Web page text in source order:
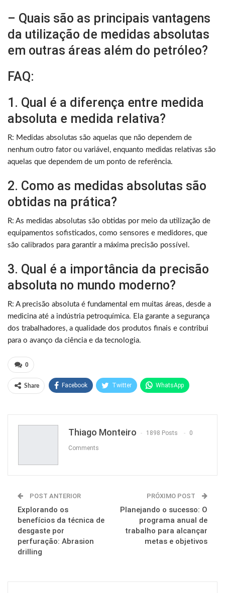
– Quais são as principais vantagens
da utilização de medidas absolutas
em outras áreas além do petróleo?
FAQ:
1. Qual é a diferença entre medida
absoluta e medida relativa?
R: Medidas absolutas são aquelas que não dependem de
nenhum outro fator ou variável, enquanto medidas relativas são
aquelas que dependem de um ponto de referência.
2. Como as medidas absolutas são
obtidas na prática?
R: As medidas absolutas são obtidas por meio da utilização de
equipamentos sofisticados, como sensores e medidores, que
são calibrados para garantir a máxima precisão possível.
3. Qual é a importância da precisão
absoluta no mundo moderno?
R: A precisão absoluta é fundamental em muitas áreas, desde a
medicina até a indústria petroquímica. Ela garante a segurança
dos trabalhadores, a qualidade dos produtos finais e contribui
para o avanço da ciência e da tecnologia.
0
Share Facebook Twitter WhatsApp
Thiago Monteiro 1898 Posts 0
Comments
POST ANTERIOR
Explorando os
benefícios da técnica de
desgaste por
perfuração: Abrasion
drilling
PRÓXIMO POST
Planejando o sucesso: O
programa anual de
trabalho para alcançar
metas e objetivos